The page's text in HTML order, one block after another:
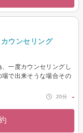
ウンセリング
一度カウンセリングし
で出来そうな場合その
20分 -